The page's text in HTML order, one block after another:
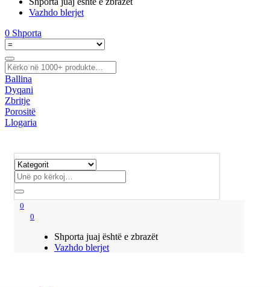
Vazhdo blerjet
0 Shporta
Ballina
Dyqani
Zbritje
Porositë
Llogaria
0
0
Shporta juaj është e zbrazët
Vazhdo blerjet